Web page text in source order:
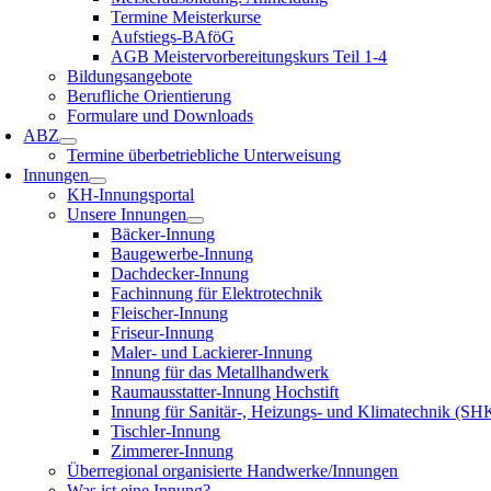
Termine Meisterkurse
Aufstiegs-BAföG
AGB Meistervorbereitungskurs Teil 1-4
Bildungsangebote
Berufliche Orientierung
Formulare und Downloads
ABZ
Termine überbetriebliche Unterweisung
Innungen
KH-Innungsportal
Unsere Innungen
Bäcker-Innung
Baugewerbe-Innung
Dachdecker-Innung
Fachinnung für Elektrotechnik
Fleischer-Innung
Friseur-Innung
Maler- und Lackierer-Innung
Innung für das Metallhandwerk
Raumausstatter-Innung Hochstift
Innung für Sanitär-, Heizungs- und Klimatechnik
Tischler-Innung
Zimmerer-Innung
Überregional organisierte Handwerke/Innungen